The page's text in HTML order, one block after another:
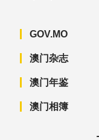
GOV.MO
澳门杂志
澳门年鉴
澳门相簿